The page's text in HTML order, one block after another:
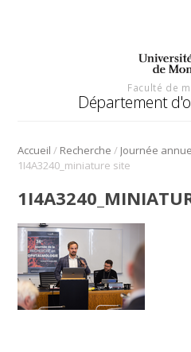
Faculté de
Département
Accueil / Recherche /
1I4A3240_miniature site